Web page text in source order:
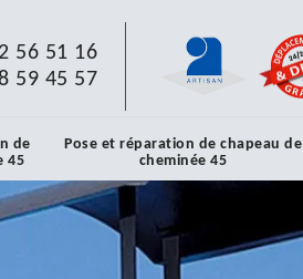
56 51 16
59 45 57
de
45
Pose et réparation de chapeau de
cheminée 45